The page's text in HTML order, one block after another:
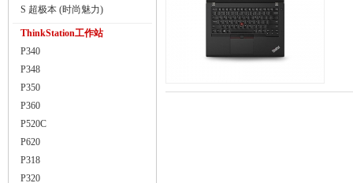
S 超极本 (时尚魅力)
ThinkStation工作站
P340
P348
P350
P360
P520C
P620
P318
P320